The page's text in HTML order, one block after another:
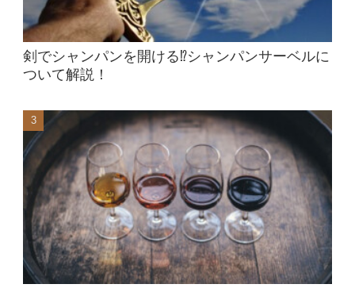
剣でシャンパンを開ける⁉シャンパンサーベルに
ついて解説！